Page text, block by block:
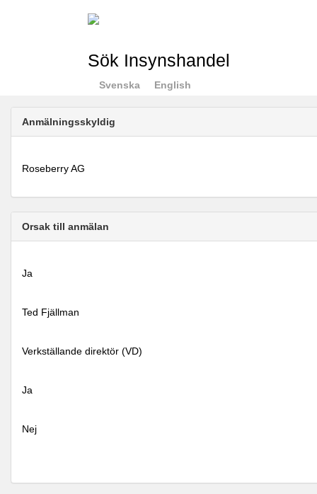
Sök Insynshandel
Svenska English
Anmälningsskyldig
Roseberry AG
Orsak till anmälan
Ja
Ted Fjällman
Verkställande direktör (VD)
Ja
Nej